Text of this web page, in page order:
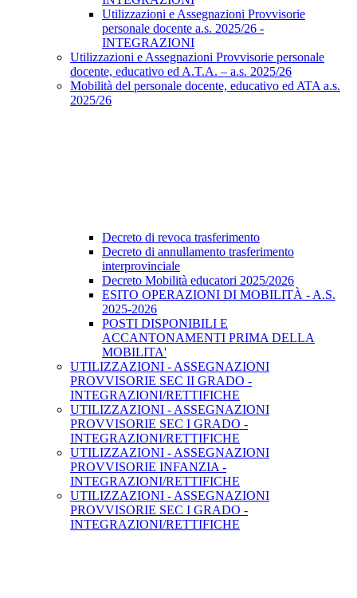
Utilizzazioni e Assegnazioni Provvisorie
personale docente a.s. 2025/26 -
INTEGRAZIONI
Utilizzazioni e Assegnazioni Provvisorie personale
docente, educativo ed A.T.A. – a.s. 2025/26
Mobilità del personale docente, educativo ed ATA a.s.
2025/26
Decreto di revoca trasferimento
Decreto di annullamento trasferimento
interprovinciale
Decreto Mobilità educatori 2025/2026
ESITO OPERAZIONI DI MOBILITÀ - A.S.
2025-2026
POSTI DISPONIBILI E
ACCANTONAMENTI PRIMA DELLA
MOBILITA'
UTILIZZAZIONI - ASSEGNAZIONI
PROVVISORIE SEC II GRADO -
INTEGRAZIONI/RETTIFICHE
UTILIZZAZIONI - ASSEGNAZIONI
PROVVISORIE SEC I GRADO -
INTEGRAZIONI/RETTIFICHE
UTILIZZAZIONI - ASSEGNAZIONI
PROVVISORIE INFANZIA -
INTEGRAZIONI/RETTIFICHE
UTILIZZAZIONI - ASSEGNAZIONI
PROVVISORIE SEC I GRADO -
INTEGRAZIONI/RETTIFICHE